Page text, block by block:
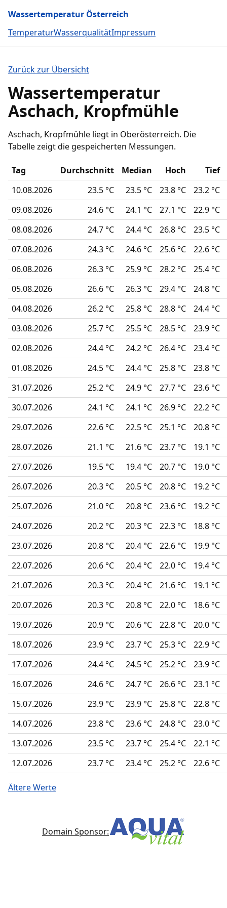
Wassertemperatur Österreich
TemperaturWasserqualitätImpressum
Zurück zur Übersicht
Wassertemperatur
Aschach, Kropfmühle
Aschach, Kropfmühle liegt in Oberösterreich. Die
Tabelle zeigt die gespeicherten Messungen.
Tag Durchschnitt Median Hoch
Tief
10.08.2026
23.5 °C 23.5 °C 23.8 °C
23.2 °C
09.08.2026
24.6 °C 24.1 °C 27.1 °C
22.9 °C
08.08.2026
24.7 °C 24.4 °C 26.8 °C
23.5 °C
07.08.2026
24.3 °C 24.6 °C 25.6 °C
22.6 °C
06.08.2026
26.3 °C 25.9 °C 28.2 °C
25.4 °C
05.08.2026
26.6 °C 26.3 °C 29.4 °C
24.8 °C
04.08.2026
26.2 °C 25.8 °C 28.8 °C
24.4 °C
03.08.2026
25.7 °C 25.5 °C 28.5 °C
23.9 °C
02.08.2026
24.4 °C 24.2 °C 26.4 °C
23.4 °C
01.08.2026
24.5 °C 24.4 °C 25.8 °C
23.8 °C
31.07.2026
25.2 °C 24.9 °C 27.7 °C
23.6 °C
30.07.2026
24.1 °C 24.1 °C 26.9 °C
22.2 °C
29.07.2026
22.6 °C 22.5 °C 25.1 °C
20.8 °C
28.07.2026
21.1 °C 21.6 °C 23.7 °C
19.1 °C
27.07.2026
19.5 °C 19.4 °C 20.7 °C
19.0 °C
26.07.2026
20.3 °C 20.5 °C 20.8 °C
19.2 °C
25.07.2026
21.0 °C 20.8 °C 23.6 °C
19.2 °C
24.07.2026
20.2 °C 20.3 °C 22.3 °C
18.8 °C
23.07.2026
20.8 °C 20.4 °C 22.6 °C
19.9 °C
22.07.2026
20.6 °C 20.4 °C 22.0 °C
19.4 °C
21.07.2026
20.3 °C 20.4 °C 21.6 °C
19.1 °C
20.07.2026
20.3 °C 20.8 °C 22.0 °C
18.6 °C
19.07.2026
20.9 °C 20.6 °C 22.8 °C
20.0 °C
18.07.2026
23.9 °C 23.7 °C 25.3 °C
22.9 °C
17.07.2026
24.4 °C 24.5 °C 25.2 °C
23.9 °C
16.07.2026
24.6 °C 24.7 °C 26.6 °C
23.1 °C
15.07.2026
23.9 °C 23.9 °C 25.8 °C
22.8 °C
14.07.2026
23.8 °C 23.6 °C 24.8 °C
23.0 °C
13.07.2026
23.5 °C 23.7 °C 25.4 °C
22.1 °C
12.07.2026
23.7 °C 23.4 °C 25.2 °C 22.6 °C
Ältere Werte
Domain Sponsor: